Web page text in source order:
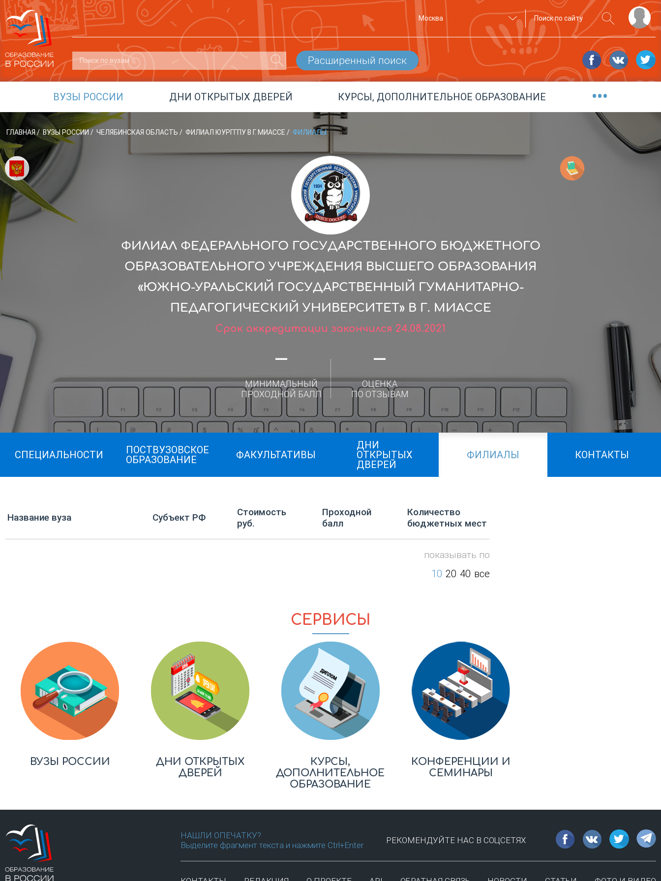
Москва
Расширенный поиск
ВУЗЫ РОССИИ ДНИ ОТКРЫТЫХ ДВЕРЕЙ КУРСЫ, ДОПОЛНИТЕЛЬНОЕ ОБРАЗОВАНИЕ •••
ГЛАВНАЯ/ ВУЗЫ РОССИИ / ЧЕЛЯБИНСКАЯ ОБЛАСТЬ / ФИЛИАЛ ЮУРГГПУ В Г. МИАССЕ / ФИЛИАЛЫ
ФИЛИАЛ ФЕДЕРАЛЬНОГО ГОСУДАРСТВЕННОГО БЮДЖЕТНОГО
ОБРАЗОВАТЕЛЬНОГО УЧРЕЖДЕНИЯ ВЫСШЕГО ОБРАЗОВАНИЯ
«ЮЖНО-УРАЛЬСКИЙ ГОСУДАРСТВЕННЫЙ ГУМАНИТАРНО-
ПЕДАГОГИЧЕСКИЙ УНИВЕРСИТЕТ» В Г. МИАССЕ
Срок аккредитации закончился 24.08.2021
—
МИНИМАЛЬНЫЙ
ПРОХОДНОЙ БАЛЛ
—
ОЦЕНКА
ПО ОТЗЫВАМ
СПЕЦИАЛЬНОСТИ
ПОСТВУЗОВСКОЕ
ОБРАЗОВАНИЕ
ФАКУЛЬТАТИВЫ
ДНИ
ОТКРЫТЫХ
ДВЕРЕЙ
ФИЛИАЛЫ КОНТАКТЫ
Название вуза Субъект РФ
Стоимость
руб.
Проходной
балл
Количество
бюджетных мест
показывать по
10 20 40 все
СЕРВИСЫ
ВУЗЫ РОССИИ
ДНИ ОТКРЫТЫХ
ДВЕРЕЙ
КУРСЫ,
ДОПОЛНИТЕЛЬНОЕ
ОБРАЗОВАНИЕ
КОНФЕРЕНЦИИ И
СЕМИНАРЫ
НАШЛИ ОПЕЧАТКУ?
Выделите фрагмент текста и нажмите Ctrl+Enter
РЕКОМЕНДУЙТЕ НАС В СОЦСЕТЯХ